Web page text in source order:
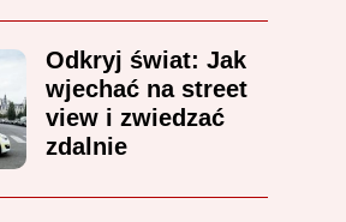
Odkryj świat: Jak
wjechać na street
view i zwiedzać
zdalnie